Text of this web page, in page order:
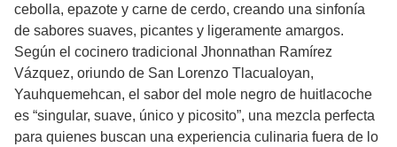
cebolla, epazote y carne de cerdo, creando una sinfonía
de sabores suaves, picantes y ligeramente amargos.
Según el cocinero tradicional Jhonnathan Ramírez
Vázquez, oriundo de San Lorenzo Tlacualoyan,
Yauhquemehcan, el sabor del mole negro de huitlacoche
es “singular, suave, único y picosito”, una mezcla perfecta
para quienes buscan una experiencia culinaria fuera de lo